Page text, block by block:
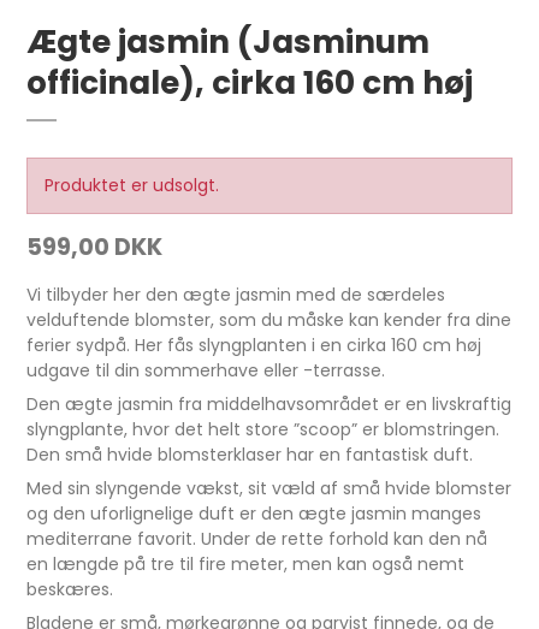
Ægte jasmin (Jasminum
officinale), cirka 160 cm høj
Produktet er udsolgt.
599,00 DKK
Vi tilbyder her den ægte jasmin med de særdeles
velduftende blomster, som du måske kan kender fra dine
ferier sydpå. Her fås slyngplanten i en cirka 160 cm høj
udgave til din sommerhave eller -terrasse.
Den ægte jasmin fra middelhavsområdet er en livskraftig
slyngplante, hvor det helt store ”scoop” er blomstringen.
Den små hvide blomsterklaser har en fantastisk duft.
Med sin slyngende vækst, sit væld af små hvide blomster
og den uforlignelige duft er den ægte jasmin manges
mediterrane favorit. Under de rette forhold kan den nå
en længde på tre til fire meter, men kan også nemt
beskæres.
Bladene er små, mørkegrønne og parvist finnede, og de